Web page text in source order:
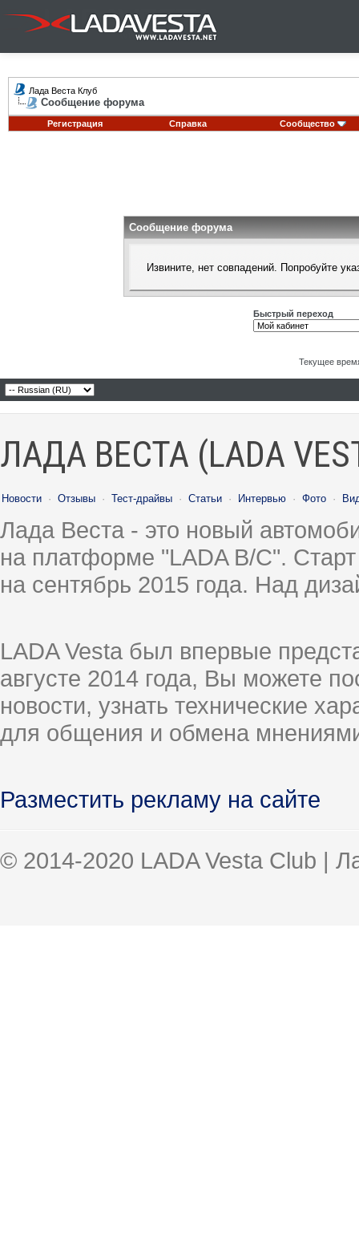
Лада Веста Клуб
Сообщение форума
Регистрация Справка Сообщество
Сообщение форума
Извините, нет совпадений. Попробуйте
Быстрый переход
Текущее
ЛАДА ВЕСТА (LADA
Новости · Отзывы · Тест-драйвы · Статьи · Интервью · Фото ·
Лада Веста - это новый
на платформе "LADA B/C".
на сентябрь 2015 года. Над
LADA Vesta был впервые
августе 2014 года, Вы можете
новости, узнать технические
для общения и обмена
Разместить рекламу на сайте
© 2014-2020 LADA Vesta Club |